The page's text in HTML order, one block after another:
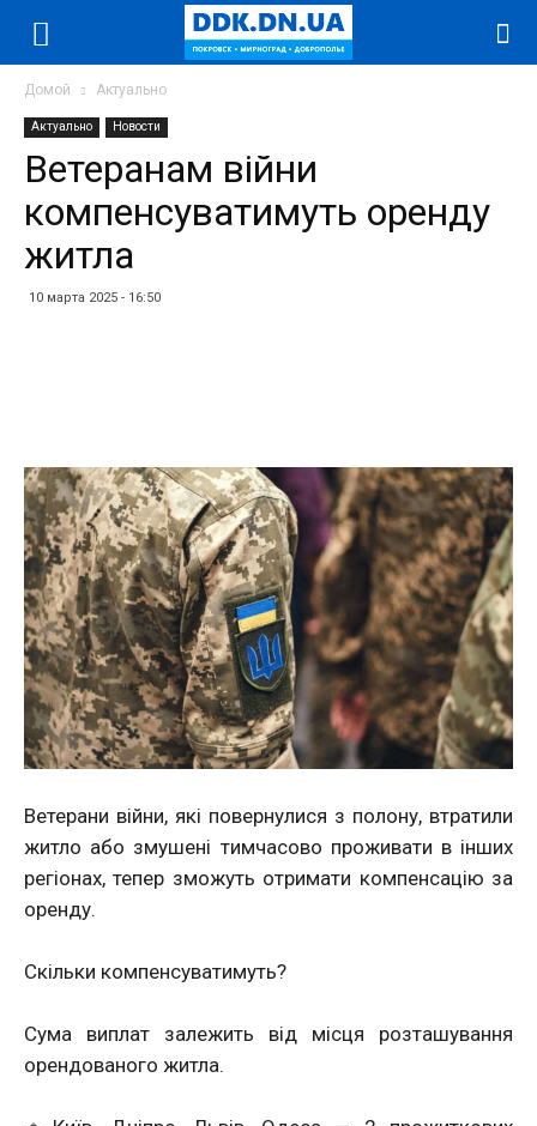
Домой Актуально
Актуально Новости
Ветеранам війни
компенсуватимуть оренду
житла
10 марта 2025 - 16:50
Ветерани війни, які повернулися з полону, втратили
житло або змушені тимчасово проживати в інших
регіонах, тепер зможуть отримати компенсацію за
оренду.
Скільки компенсуватимуть?
Сума виплат залежить від місця розташування
орендованого житла.